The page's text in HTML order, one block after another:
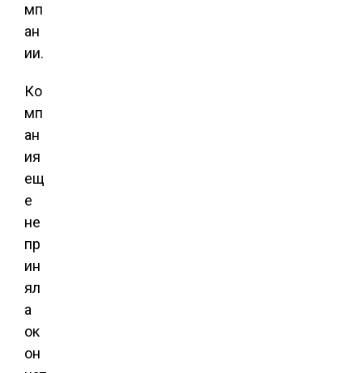
мп
ан
ии.
Ко
мп
ан
ия
ещ
е
не
пр
ин
ял
а
ок
он